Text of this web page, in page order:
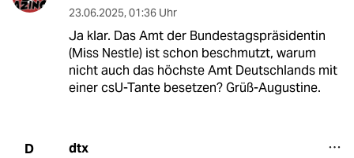
23.06.2025, 01:36 Uhr
Ja klar. Das Amt der Bundestagspräsidentin
(Miss Nestle) ist schon beschmutzt, warum
nicht auch das höchste Amt Deutschlands mit
einer csU-Tante besetzen? Grüß-Augustine.
D dtx